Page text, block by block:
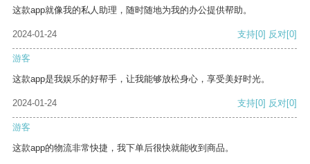
这款app就像我的私人助理，随时随地为我的办公提供帮助。
2024-01-24 支持[0] 反对[0]
游客
这款app是我娱乐的好帮手，让我能够放松身心，享受美好时光。
2024-01-24 支持[0] 反对[0]
游客
这款app的物流非常快捷，我下单后很快就能收到商品。